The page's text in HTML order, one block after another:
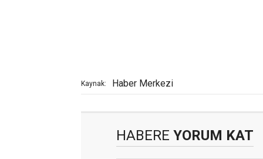
Kaynak: Haber Merkezi
HABERE YORUM KAT